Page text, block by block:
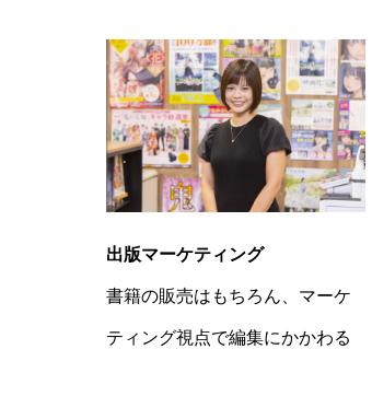
出版マーケティング
書籍の販売はもちろん、マーケ
ティング視点で編集にかかわる